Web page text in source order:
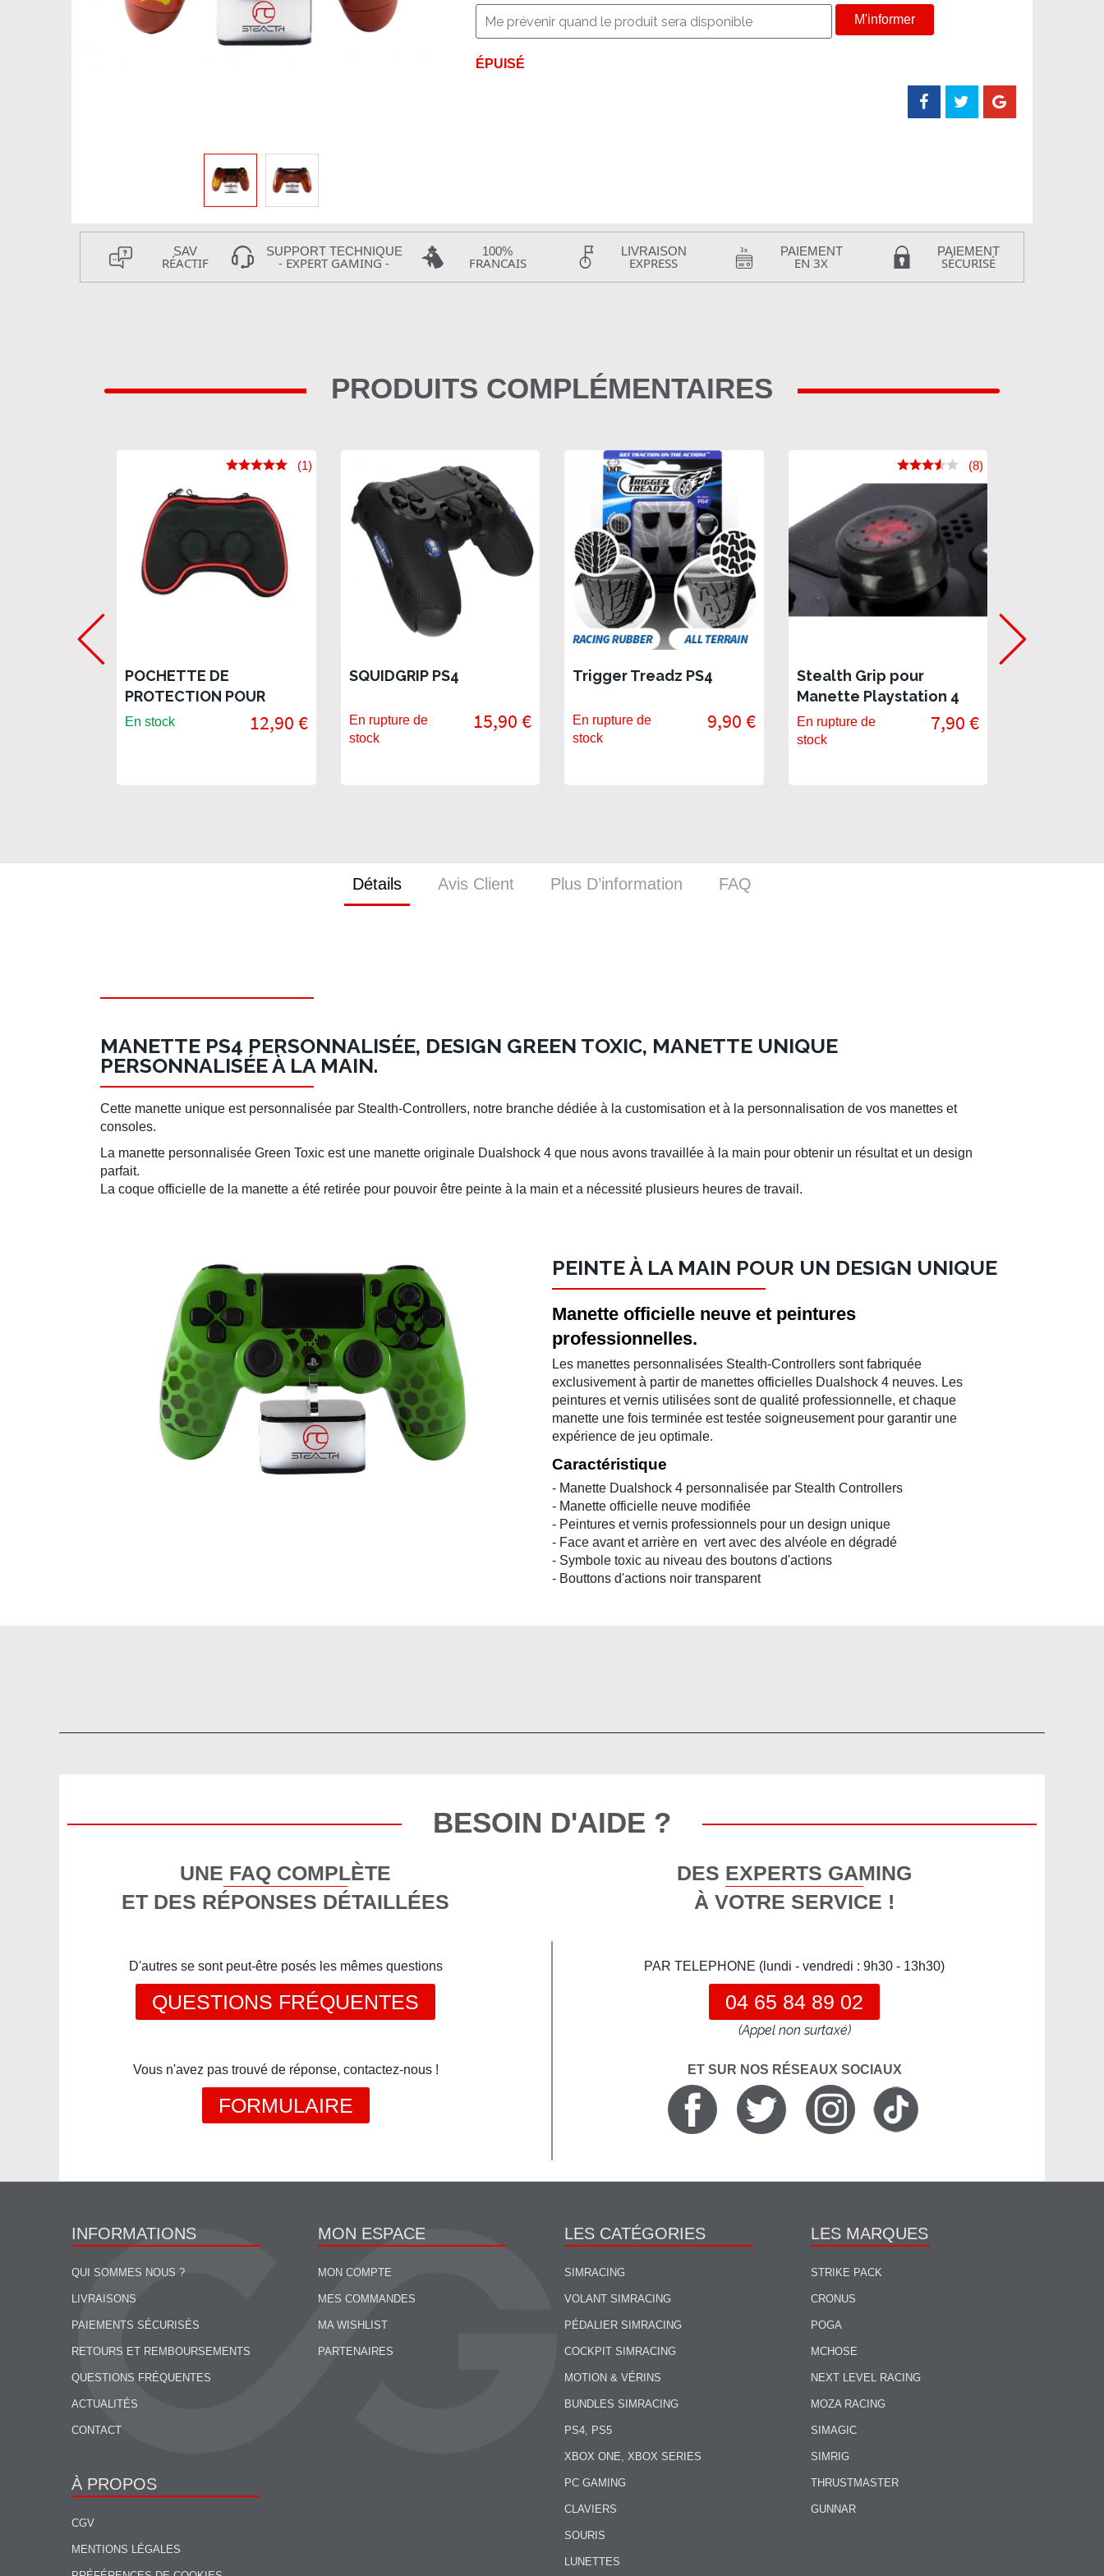
M'informer
ÉPUISÉ
SAV
RÉACTIF
SUPPORT TECHNIQUE
- EXPERT GAMING -
100%
FRANCAIS
LIVRAISON
EXPRESS
PAIEMENT
EN 3X
PAIEMENT
SÉCURISÉ
PRODUITS COMPLÉMENTAIRES
POCHETTE DE
PROTECTION POUR
MANETTE PS4
(1)
En stock 12,90 €
SQUIDGRIP PS4
En rupture de
stock
15,90 €
Trigger Treadz PS4
En rupture de
stock
9,90 €
Stealth Grip pour
Manette Playstation 4
(8)
En rupture de
stock
7,90 €
Détails
MANETTE PS4 PERSONNALISÉE, DESIGN GREEN TOXIC, MANETTE UNIQUE
PERSONNALISÉE À LA MAIN.
Cette manette unique est personnalisée par Stealth-Controllers, notre branche dédiée à la customisation et à la personnalisation de vos manettes et
consoles.
La manette personnalisée Green Toxic est une manette originale Dualshock 4 que nous avons travaillée à la main pour obtenir un résultat et un design
parfait.
La coque officielle de la manette a été retirée pour pouvoir être peinte à la main et a nécessité plusieurs heures de travail .
PEINTE À LA MAIN POUR UN DESIGN UNIQUE
Manette officielle neuve et peintures
professionnelles.
Les manettes personnalisées Stealth-Controllers sont fabriquée
exclusivement à partir de manettes officielles Dualshock 4 neuves. Les
peintures et vernis utilisées sont de qualité professionnelle, et chaque
manette une fois terminée est testée soigneusement pour garantir une
expérience de jeu optimale.
Caractéristique
- Manette Dualshock 4 personnalisée par Stealth Controllers
- Manette officielle neuve modifiée
- Peintures et vernis professionnels pour un design unique
- Face avant et arrière en vert avec des alvéole en dégradé
- Symbole toxic au niveau des boutons d'actions
- Bouttons d'actions noir transparent
Avis Client Plus D’information FAQ
BESOIN D'AIDE ?
UNE FAQ COMPLÈTE
ET DES RÉPONSES DÉTAILLÉES
D'autres se sont peut-être posés les mêmes questions
QUESTIONS FRÉQUENTES
Vous n'avez pas trouvé de réponse, contactez-nous !
FORMULAIRE
DES EXPERTS GAMING
À VOTRE SERVICE !
PAR TELEPHONE (lundi - vendredi : 9h30 - 13h30)
04 65 84 89 02
(Appel non surtaxé)
ET SUR NOS RÉSEAUX SOCIAUX
INFORMATIONS
QUI SOMMES NOUS ?
LIVRAISONS
PAIEMENTS SÉCURISÉS
RETOURS ET REMBOURSEMENTS
QUESTIONS FRÉQUENTES
ACTUALITÉS
CONTACT
À PROPOS
CGV
MENTIONS LÉGALES
MON ESPACE
MON COMPTE
MES COMMANDES
MA WISHLIST
PARTENAIRES
LES CATÉGORIES
SIMRACING
VOLANT SIMRACING
PÉDALIER SIMRACING
COCKPIT SIMRACING
MOTION & VÉRINS
BUNDLES SIMRACING
PS4, PS5
XBOX ONE, XBOX SERIES
PC GAMING
CLAVIERS
SOURIS
LUNETTES
LES MARQUES
STRIKE PACK
CRONUS
POGA
MCHOSE
NEXT LEVEL RACING
MOZA RACING
SIMAGIC
SIMRIG
THRUSTMASTER
GUNNAR